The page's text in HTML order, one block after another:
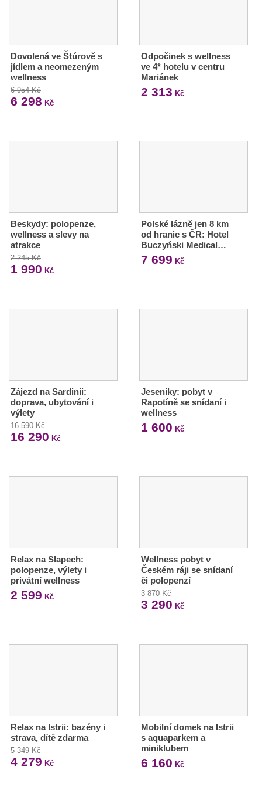
Dovolená ve Štúrově s
jídlem a neomezeným
wellness
6 954 Kč
6 298 Kč
Odpočinek s wellness
ve 4* hotelu v centru
Mariánek
2 313 Kč
Beskydy: polopenze,
wellness a slevy na
atrakce
2 245 Kč
1 990 Kč
Polské lázně jen 8 km
od hranic s ČR: Hotel
Buczyński Medical…
7 699 Kč
Zájezd na Sardinii:
doprava, ubytování i
výlety
16 590 Kč
16 290 Kč
Jeseníky: pobyt v
Rapotíně se snídaní i
wellness
1 600 Kč
Relax na Slapech:
polopenze, výlety i
privátní wellness
2 599 Kč
Wellness pobyt v
Českém ráji se snídaní
či polopenzí
3 870 Kč
3 290 Kč
Relax na Istrii: bazény i
strava, dítě zdarma
5 349 Kč
4 279 Kč
Mobilní domek na Istrii
s aquaparkem a
miniklubem
6 160 Kč